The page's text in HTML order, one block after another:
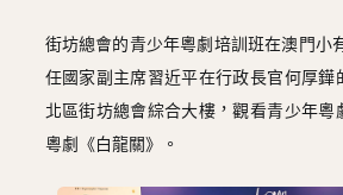
街坊總會的青少年粵劇培訓班在澳門小
任國家副主席習近平在行政長官何厚鏵
北區街坊總會綜合大樓，觀看青少年粵
粵劇《白龍關》。